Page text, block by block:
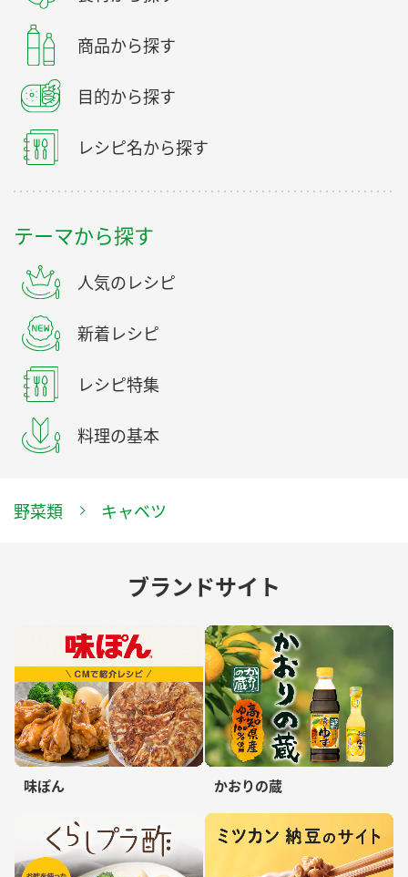
商品から探す
目的から探す
レシピ名から探す
テーマから探す
人気のレシピ
新着レシピ
レシピ特集
料理の基本
野菜類 キャベツ
ブランドサイト
味ぽん かおりの蔵